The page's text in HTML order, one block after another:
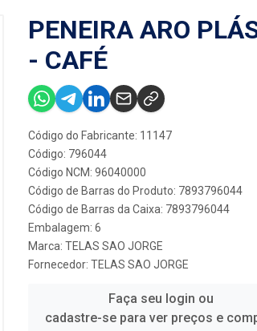
PENEIRA ARO
- CAFÉ
Código do Fabricante: 11147
Código: 796044
Código NCM: 96040000
Código de Barras do Produto: 7893796044
Código de Barras da Caixa: 7893796044
Embalagem: 6
Marca: TELAS SAO JORGE
Fornecedor: TELAS SAO JORGE
Faça seu login ou
cadastre-se para ver preços e